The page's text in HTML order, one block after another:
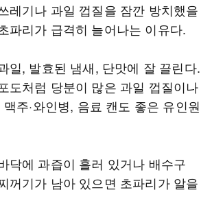
레기나 과일 껍질을 잠깐 방치했을
파리가 급격히 늘어나는 이유다.
일, 발효된 냄새, 단맛에 잘 끌린다.
도처럼 당분이 많은 과일 껍질이나
주·와인병, 음료 캔도 좋은 유인원
닥에 과즙이 흘러 있거나 배수구
꺼기가 남아 있으면 초파리가 알을